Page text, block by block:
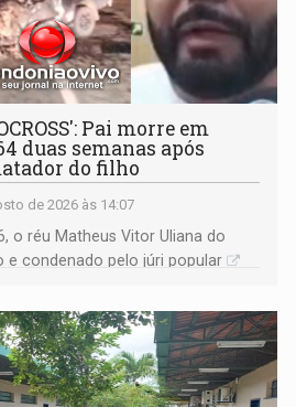
Pai morre em
duas semanas após
do filho
de 2026 às 14:07
o réu Matheus Vitor Uliana do
e condenado pelo júri popular